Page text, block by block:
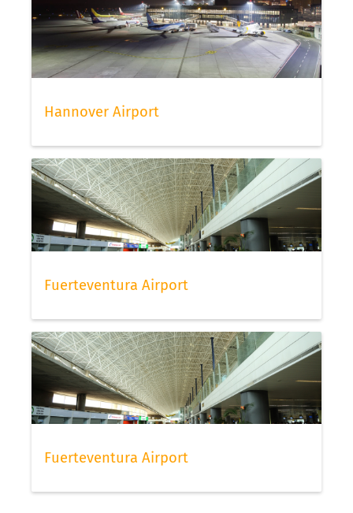
Hannover Airport
Fuerteventura Airport
Fuerteventura Airport